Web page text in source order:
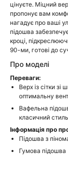
цінуєте. Міцний
пропонує вам
нагадує про ваші
підошва
кроці,
90-ми, готові до
Про моделі
Переваги:
Верх із сітки
оптимальну
Вафельна
класичний
Інформація про
Підошва з
Гумова підошва